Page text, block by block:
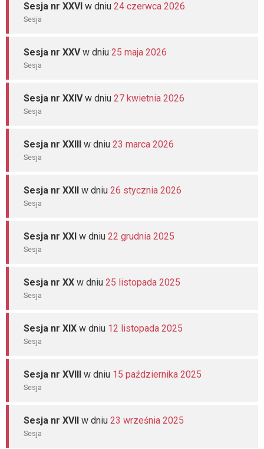
Sesja nr XXVI w dniu 24 czerwca 2026
Sesja
Sesja nr XXVw dniu 25 maja 2026
Sesja
Sesja nr XXIVw dniu 27 kwietnia 2026
Sesja
Sesja nr XXIII w dniu 23 marca 2026
Sesja
Sesja nr XXII w dniu 26 stycznia 2026
Sesja
Sesja nr XXI w dniu 22 grudnia 2025
Sesja
Sesja nr XX w dniu 25 listopada 2025
Sesja
Sesja nr XIX w dniu 12 listopada 2025
Sesja
Sesja nr XVIII w dniu 15 października 2025
Sesja
Sesja nr XVII w dniu 23 września 2025
Sesja